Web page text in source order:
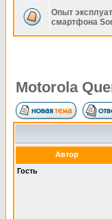
Опыт
смартфона
Motorola
Автор
Гость